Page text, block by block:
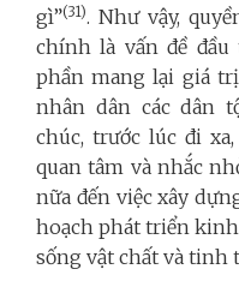
gì”(31). Như vậy,
chính là vấn đề
phần mang lại giá
nhân dân các dân
chúc, trước lúc đi
quan tâm và nhắc
nữa đến việc xây
hoạch phát triển kinh
sống vật chất và tinh